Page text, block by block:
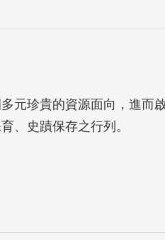
元珍貴的資源面向，進而
、史蹟保存之行列。